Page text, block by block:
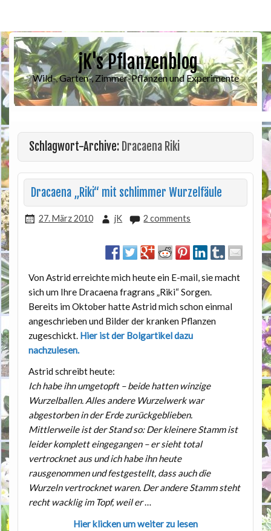
jK's Pflanzenblog
Wild-, Garten-, Zimmer-Pflanzen und Experimente
Schlagwort-Archive: Dracaena Riki
Dracaena „Riki“ mit schlimmer Wurzelfäule
27. März 2010 jK 2 comments
Von Astrid erreichte mich heute ein E-mail, sie macht
sich um Ihre Dracaena fragrans „Riki“ Sorgen.
Bereits im Oktober hatte Astrid mich schon einmal
angeschrieben und Bilder der kranken Pflanzen
zugeschickt. Hier ist der Bolgartikel dazu
nachzulesen.
Astrid schreibt heute:
Ich habe ihn umgetopft – beide hatten winzige
Wurzelballen. Alles andere Wurzelwerk war
abgestorben in der Erde zurückgeblieben.
Mittlerweile ist der Stand so: Der kleinere Stamm ist
leider komplett eingegangen – er sieht total
vertrocknet aus und ich habe ihn heute
rausgenommen und festgestellt, dass auch die
Wurzeln vertrocknet waren. Der andere Stamm steht
recht wacklig im Topf, weil er…
Hier klicken um weiter zu lesen